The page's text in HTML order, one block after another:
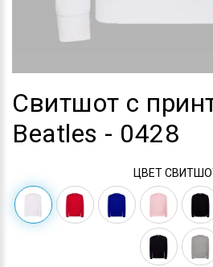
Свитшот с
Beatles - 0428
ЦВЕТ